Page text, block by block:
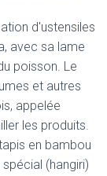
d'ustensiles
avec sa lame
poisson. Le
et autres
appelée
les produits.
en bambou
(hangiri)